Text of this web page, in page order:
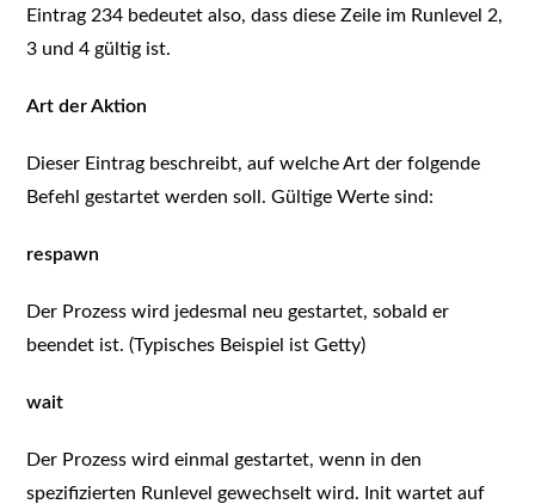
Eintrag 234 bedeutet also, dass diese Zeile im Runlevel 2,
3 und 4 gültig ist.
Art der Aktion
Dieser Eintrag beschreibt, auf welche Art der folgende
Befehl gestartet werden soll. Gültige Werte sind:
respawn
Der Prozess wird jedesmal neu gestartet, sobald er
beendet ist. (Typisches Beispiel ist Getty)
wait
Der Prozess wird einmal gestartet, wenn in den
spezifizierten Runlevel gewechselt wird. Init wartet auf